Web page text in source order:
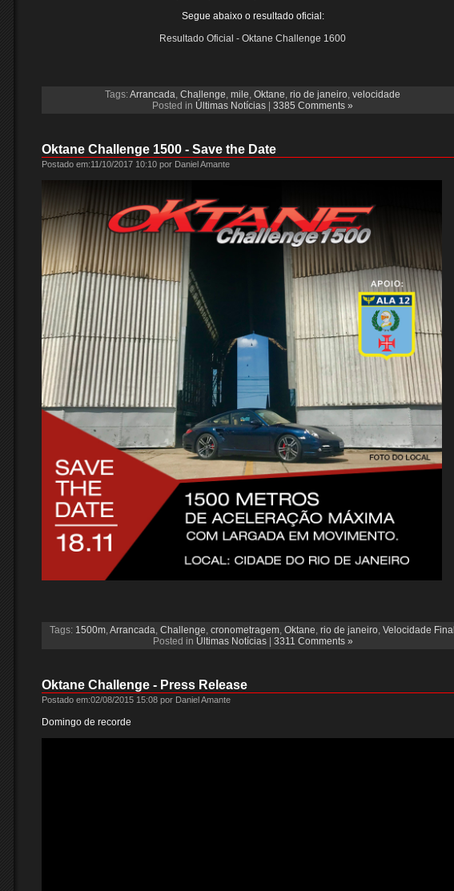
Segue abaixo o resultado oficial:
Resultado Oficial - Oktane Challenge 1600
Tags:Arrancada, Challenge, mile, Oktane, rio de janeiro, velocidade
Posted in Últimas Notícias 3385 Comments »
Oktane Challenge 1500 - Save the Date
Postado em:11/10/2017 10:10 por Daniel Amante
Tags: 1500m,Arrancada, Challenge, cronometragem, Oktane, rio de janeiro, Velocidade Final
Posted in Últimas Notícias| 3311 Comments »
Oktane Challenge - Press Release
Postado em:02/08/2015 15:08 por Daniel Amante
Domingo de recorde